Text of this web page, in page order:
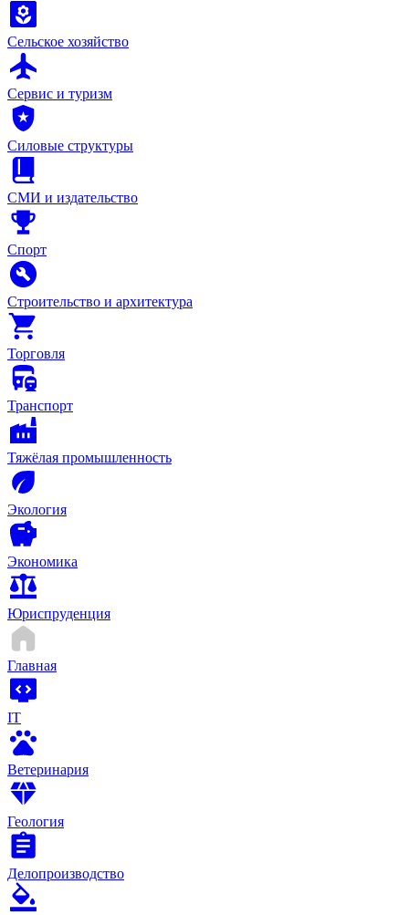
Сельское хозяйство
Сервис и туризм
Силовые структуры
СМИ и издательство
Спорт
Строительство и архитектура
Торговля
Транспорт
Тяжёлая промышленность
Экология
Экономика
Юриспруденция
Главная
IT
Ветеринария
Геология
Делопроизводство